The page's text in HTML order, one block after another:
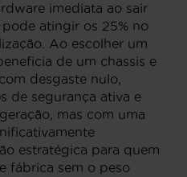
imediata ao sair
atingir os 25% no
Ao escolher um
de um chassis e
desgaste nulo,
de segurança ativa e
mas com uma
estratégica para quem
fábrica sem o peso